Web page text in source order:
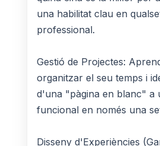
una habilitat clau en
professional.
Gestió de Projectes:
organitzar el seu temps i
d'una "pàgina en blanc" a
funcional en només una
Disseny d'Experiències